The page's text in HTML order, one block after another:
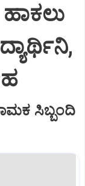
ಸಿಬ್ಬಂದಿ